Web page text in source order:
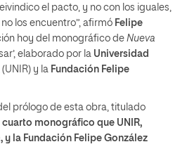
el pacto, y no con los iguales,
los encuentro”, afirmó Felipe
hoy del monográfico de Nueva
elaborado por la Universidad
(UNIR) y la Fundación Felipe
prólogo de esta obra, titulado
cuarto monográfico que UNIR,
, y la Fundación Felipe González